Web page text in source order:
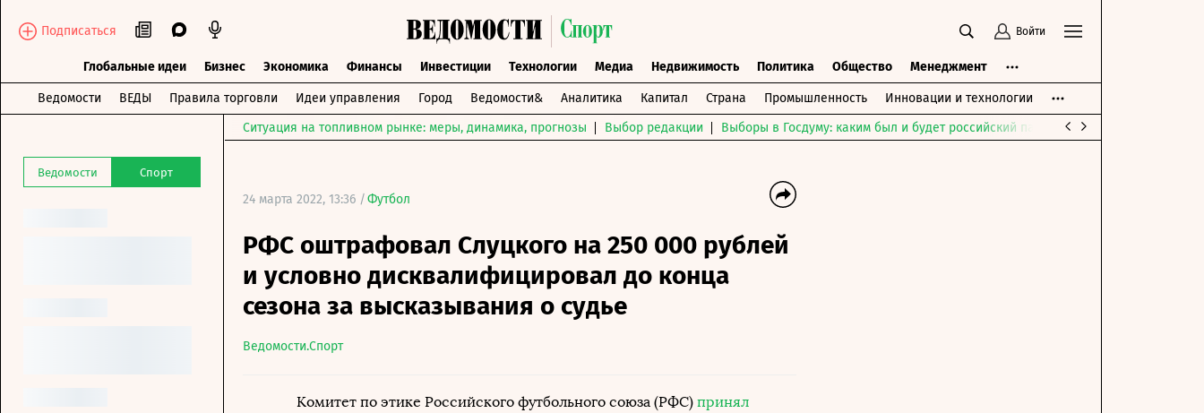
Подписаться Войти
Глобальные идеи Бизнес Экономика Финансы Инвестиции Технологии Медиа Недвижимость Политика Общество Менеджмент
Ведомости ВЕДЫ Правила торговли Идеи управления Город Ведомости& Аналитика Капитал Страна Промышленность Инновации и технологии
Ведомости Спорт
Ситуация на топливном рынке: меры, динамика, прогнозы Выбор редакции Выборы в Госдуму: каким был и будет российский парламент
24 марта 2022, 13:36 /Футбол
РФС оштрафовал Слуцкого на 250 000 рублей
и условно дисквалифицировал до конца
сезона за высказывания о судье
Ведомости.Спорт
Комитет по этике Российского футбольного союза (РФС) принял